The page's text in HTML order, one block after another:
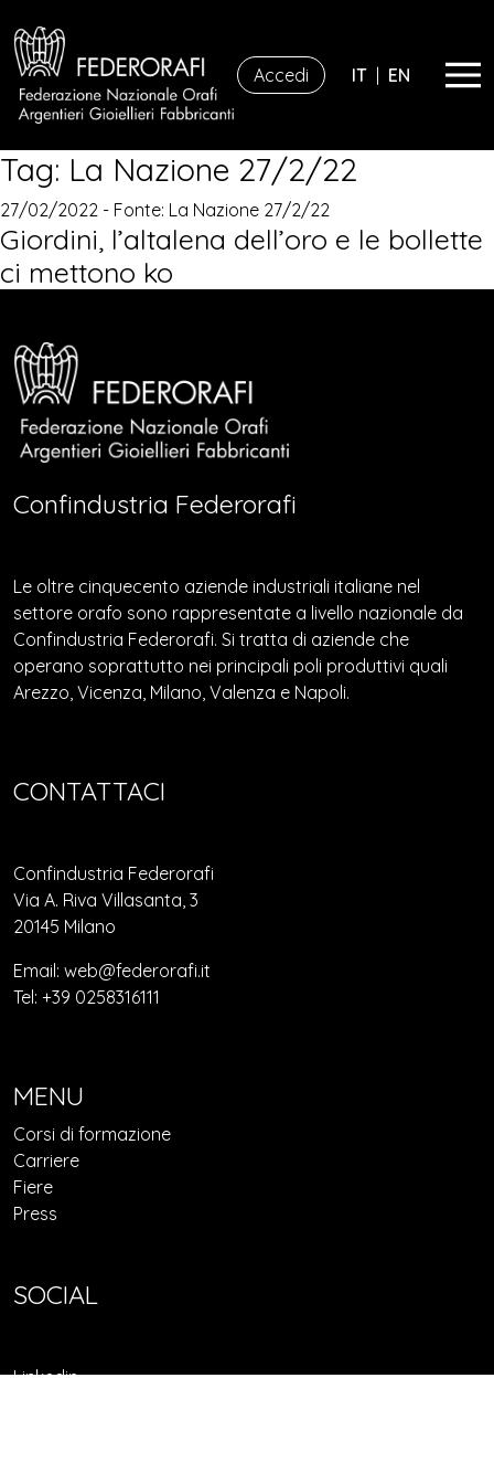
Accedi IT | EN
Tag: La Nazione 27/2/22
27/02/2022 - Fonte: La Nazione 27/2/22
Giordini, l’altalena dell’oro e le bollette
ci mettono ko
Confindustria Federorafi
Le oltre cinquecento aziende industriali italiane nel
settore orafo sono rappresentate a livello nazionale da
Confindustria Federorafi. Si tratta di aziende che
operano soprattutto nei principali poli produttivi quali
Arezzo, Vicenza, Milano, Valenza e Napoli.
CONTATTACI
Confindustria Federorafi
Via A. Riva Villasanta, 3
20145 Milano
Email: web@federorafi.it
Tel: +39 0258316111
MENU
Corsi di formazione
Carriere
Fiere
Press
SOCIAL
Linkedin